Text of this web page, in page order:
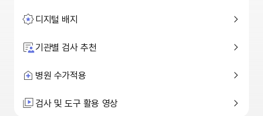
디지털 배지
기관별 검사 추천
병원 수가적용
검사 및 도구 활용 영상